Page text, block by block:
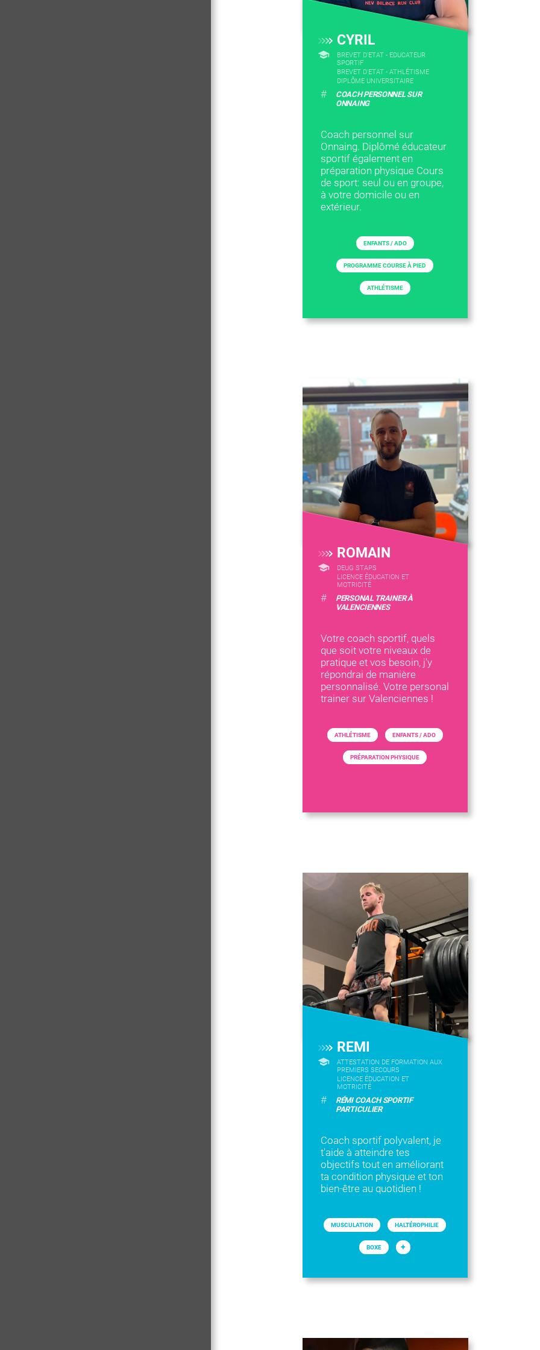
CYRIL
BREVET D'ETAT - EDUCATEUR
SPORTIF
BREVET D'ETAT - ATHLÉTISME
DIPLÔME UNIVERSITAIRE
#
COACH PERSONNEL SUR
ONNAING
Coach personnel sur
Onnaing. Diplômé éducateur
sportif également en
préparation physique Cours
de sport: seul ou en groupe,
à votre domicile ou en
extérieur.
ENFANTS / ADO
PROGRAMME COURSE À PIED
ATHLÉTISME
ROMAIN
DEUG STAPS
LICENCE ÉDUCATION ET
MOTRICITÉ
#
PERSONAL TRAINER À
VALENCIENNES
Votre coach sportif, quels
que soit votre niveaux de
pratique et vos besoin, j'y
répondrai de manière
personnalisé. Votre personal
trainer sur Valenciennes !
ATHLÉTISME ENFANTS / ADO
PRÉPARATION PHYSIQUE
REMI
ATTESTATION DE FORMATION AUX
PREMIERS SECOURS
LICENCE ÉDUCATION ET
MOTRICITÉ
#
RÉMI COACH SPORTIF
PARTICULIER
Coach sportif polyvalent, je
t'aide à atteindre tes
objectifs tout en améliorant
ta condition physique et ton
bien-être au quotidien !
MUSCULATION HALTÉROPHILIE
BOXE +